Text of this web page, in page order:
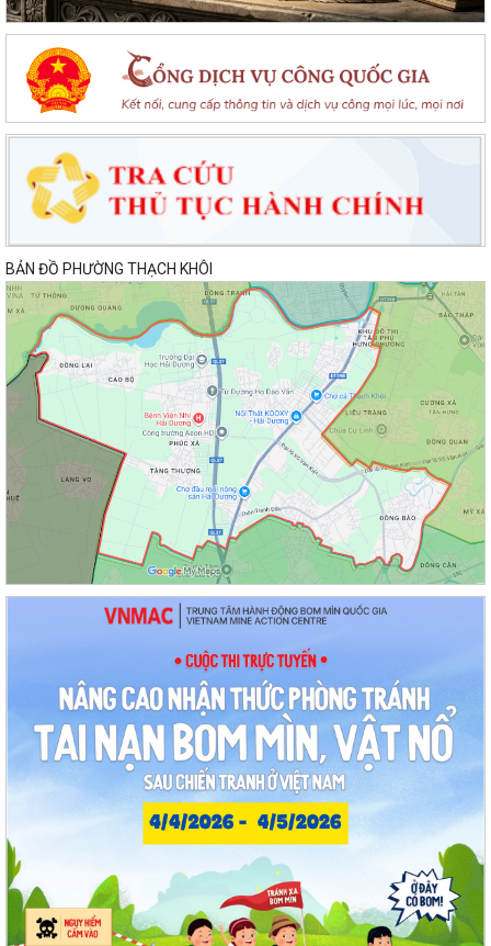
BẢN ĐỒ PHƯỜNG THẠCH KHÔI
Lan toả đạo lý "Uống nước nhớ nguồn" tại Trung tâm Phục vụ hành
chính công phường Thạch Khôi: Hướng...
Nâng cao kỹ năng sử dụng Internet, mạng xã hội an toàn cho trẻ em,
học sinh trên địa bàn thành phố
Hội nghị Ban Thường vụ Đảng ủy phường lần thứ 35
Sôi nổi ngày hội hiến máu "Thạch Khôi - ngàn trái tim hồng" năm 2026
Kế hoạch Giám sát và xử lý dịch, ổ dịch trên địa bàn phường Thạch
Quyết định Về việc Ban hành Quy chế quản lý và sử dụng nguồn công
đức tại các di tích trên địa...
Quyết định Về việc ban hành Quy chế hoạt động của Ban Quản lý di
tích Phường Thạch Khôi, thành phố...
UBND phường tổ chức phiên họp tháng 8/2026 (lần 1).
Kế hoạch tổ chức Hội nghị tuyên truyền, phổ biến triển khai Luật sửa
đổi, bổ sung một số điều của...
Công tác tháng 8/2026 của Ủy ban nhân dân phường Thạch Khôi